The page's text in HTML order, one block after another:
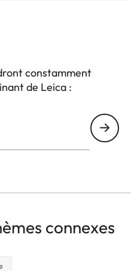
constamment
de Leica :
connexes